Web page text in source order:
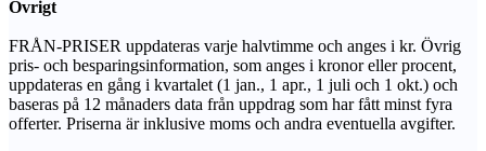
Övrigt
FRÅN-PRISER uppdateras varje halvtimme och anges i kr. Övrig
pris- och besparingsinformation, som anges i kronor eller procent,
uppdateras en gång i kvartalet (1 jan., 1 apr., 1 juli och 1 okt.) och
baseras på 12 månaders data från uppdrag som har fått minst fyra
offerter. Priserna är inklusive moms och andra eventuella avgifter.